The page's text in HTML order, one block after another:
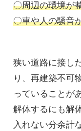
〇周辺の環境が
〇車や人の騒音
狭い道路に接し
り、再建築不可
っていることが
解体するにも解
入れない分余計